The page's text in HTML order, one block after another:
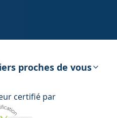
proches de vous
certifié par